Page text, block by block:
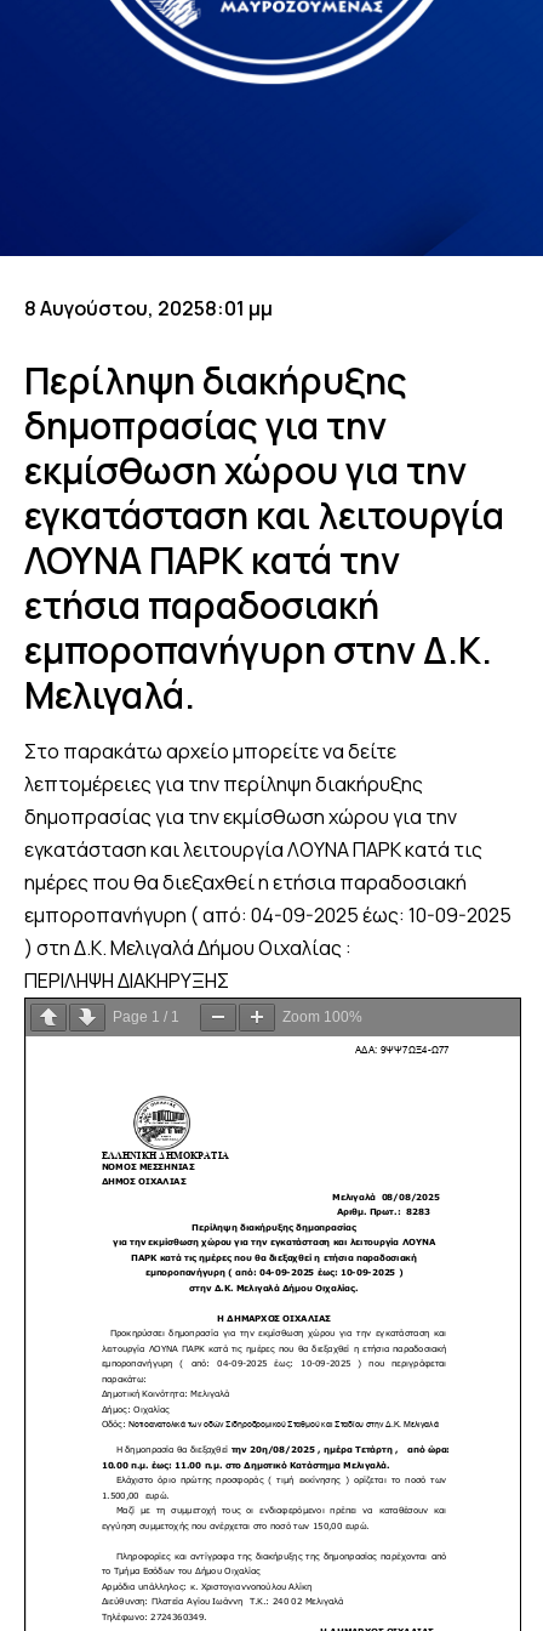
8 Αυγούστου, 20258:01 μμ
Περίληψη διακήρυξης
δημοπρασίας για την
εκμίσθωση χώρου για την
εγκατάσταση και λειτουργία
ΛΟΥΝΑ ΠΑΡΚ κατά την
ετήσια παραδοσιακή
εμποροπανήγυρη στην Δ.K.
Μελιγαλά.
Στο παρακάτω αρχείο μπορείτε να δείτε
λεπτομέρειες για την περίληψη διακήρυξης
δημοπρασίας για την εκμίσθωση χώρου για την
εγκατάσταση και λειτουργία ΛΟΥΝΑ ΠΑΡΚ κατά τις
ημέρες που θα διεξαχθεί η ετήσια παραδοσιακή
εμποροπανήγυρη ( από: 04-09-2025 έως: 10-09-2025
) στη Δ.K. Μελιγαλά Δήμου Οιχαλίας :
ΠΕΡΙΛΗΨΗ ΔΙΑΚΗΡΥΞΗΣ
Page 1 / 1 Zoom 100%